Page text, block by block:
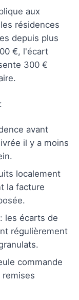
aux
résidences
depuis plus
€, l'écart
300 €
avant
il y a moins
localement
la facture
les écarts de
régulièrement
commande